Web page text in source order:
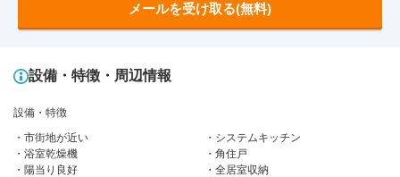
メールを受け取る(無料)
設備・特徴・周辺情報
設備・特徴
市街地が近い
システムキッチン
浴室乾燥機
角住戸
陽当り良好
全居室収納